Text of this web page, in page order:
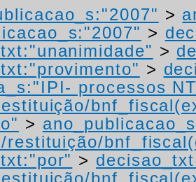
>
>
>
>
processos
>
restituição/
>